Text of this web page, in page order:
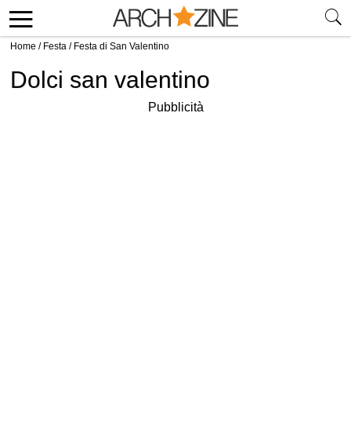
Home / Festa / Festa di San Valentino
Dolci san valentino
Pubblicità